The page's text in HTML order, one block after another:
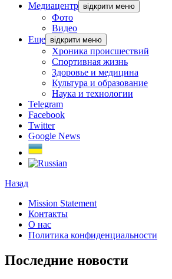
Медиацентр відкрити меню
Фото
Видео
Еще відкрити меню
Хроника происшествий
Спортивная жизнь
Здоровье и медицина
Культура и образование
Наука и технологии
Telegram
Facebook
Twitter
Google News
Назад
Mission Statement
Контакты
О нас
Политика конфиденциальности
Последние новости